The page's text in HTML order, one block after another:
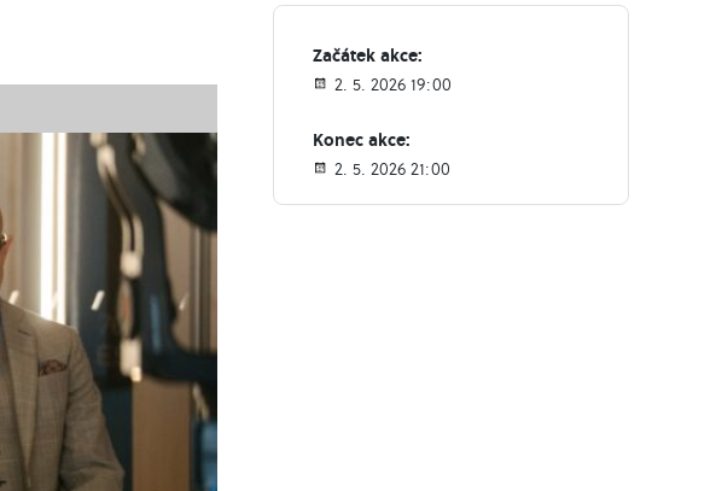
Začátek akce:
2. 5. 2026 19:00
Konec akce:
2. 5. 2026 21:00